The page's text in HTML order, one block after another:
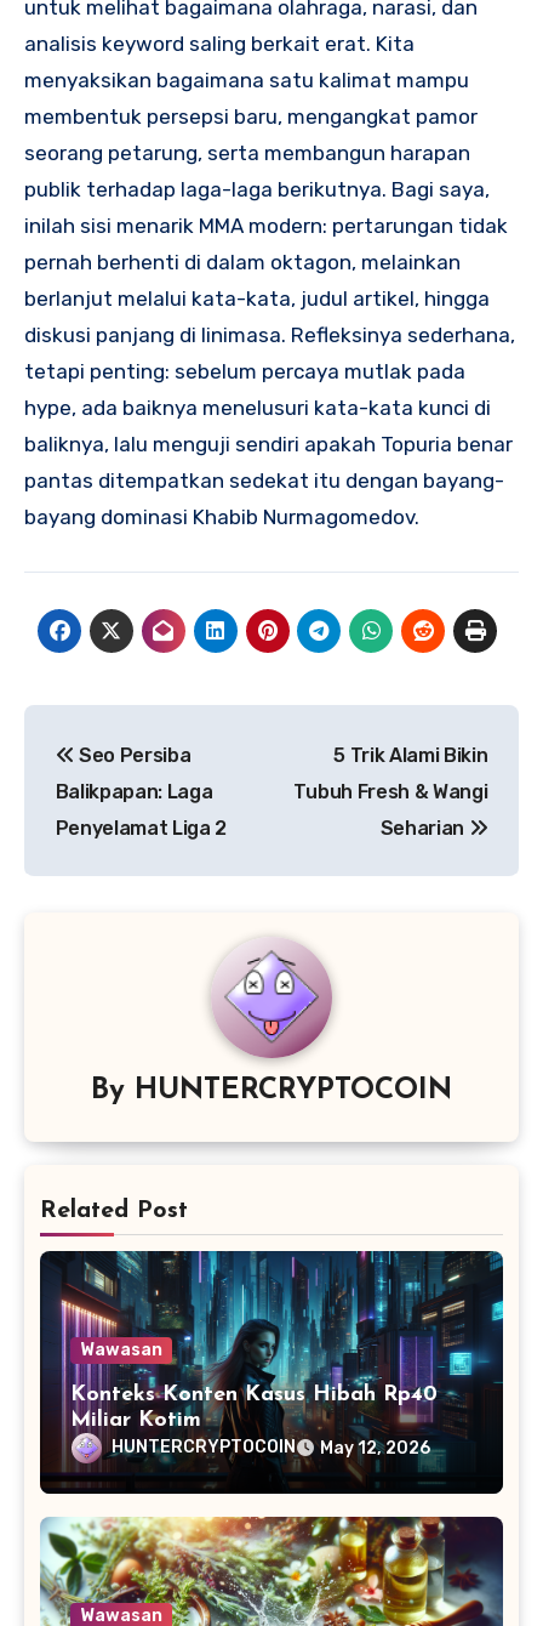
untuk melihat bagaimana olahraga, narasi, dan
analisis keyword saling berkait erat. Kita
menyaksikan bagaimana satu kalimat mampu
membentuk persepsi baru, mengangkat pamor
seorang petarung, serta membangun harapan
publik terhadap laga-laga berikutnya. Bagi saya,
inilah sisi menarik MMA modern: pertarungan tidak
pernah berhenti di dalam oktagon, melainkan
berlanjut melalui kata-kata, judul artikel, hingga
diskusi panjang di linimasa. Refleksinya sederhana,
tetapi penting: sebelum percaya mutlak pada
hype, ada baiknya menelusuri kata-kata kunci di
baliknya, lalu menguji sendiri apakah Topuria benar
pantas ditempatkan sedekat itu dengan bayang-
bayang dominasi Khabib Nurmagomedov.
navigation
Seo Persiba
Balikpapan: Laga
Penyelamat Liga 2
5 Trik Alami Bikin
Tubuh Fresh & Wangi
Seharian
By HUNTERCRYPTOCOIN
Related Post
Wawasan
Konteks Konten Kasus Hibah Rp40
Miliar Kotim
HUNTERCRYPTOCOIN May 12, 2026
Wawasan